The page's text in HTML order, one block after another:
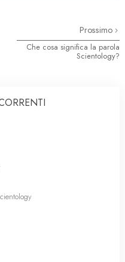
Prossimo
Che cosa significa la parola
Scientology?